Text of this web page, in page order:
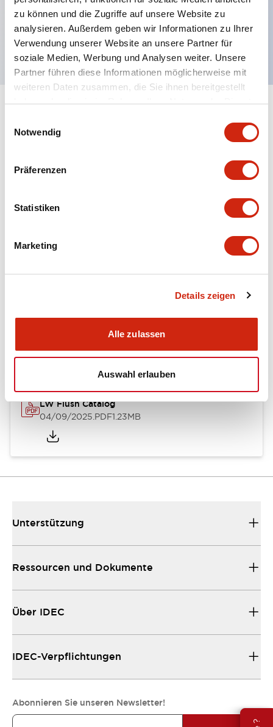
zu können und die Zugriffe auf unsere Website zu
analysieren. Außerdem geben wir Informationen zu Ihrer
Verwendung unserer Website an unsere Partner für
soziale Medien, Werbung und Analysen weiter. Unsere
Partner führen diese Informationen möglicherweise mit
weiteren Daten zusammen, die Sie ihnen bereitgestellt
haben oder die sie im Rahmen Ihrer Nutzung der Dienste
Notwendig
Präferenzen
Statistiken
Marketing
Details zeigen
Alle zulassen
Auswahl erlauben
Der schlüsselsichere Selektorschalter verwendet
eine hochsichere Stiftzuhaltungsstruktur
Schutzart IP65 (IEC60529)
Environmental Specifications
Mechanical Specifications
Mounting and Installation Specifications
Kataloge & Broschüren Genehmigungen & Standards
LW Flush Catalog
04/09/2025.PDF1.23MB
Unterstützung
Ressourcen und Dokumente
Über IDEC
IDEC-Verpflichtungen
Abonnieren Sie unseren Newsletter!